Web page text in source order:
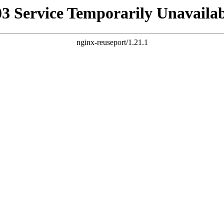
Service Temporarily
nginx-reuseport/1.21.1